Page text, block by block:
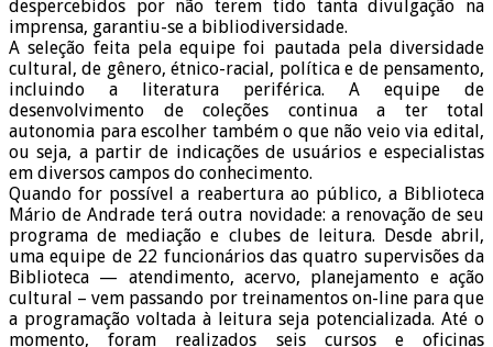
despercebidos por não terem tido tanta divulgação na
imprensa, garantiu-se a bibliodiversidade.
A seleção feita pela equipe foi pautada pela diversidade
cultural, de gênero, étnico-racial, política e de pensamento,
incluindo a literatura periférica. A equipe de
desenvolvimento de coleções continua a ter total
autonomia para escolher também o que não veio via edital,
ou seja, a partir de indicações de usuários e especialistas
em diversos campos do conhecimento.
Quando for possível a reabertura ao público, a Biblioteca
Mário de Andrade terá outra novidade: a renovação de seu
programa de mediação e clubes de leitura. Desde abril,
uma equipe de 22 funcionários das quatro supervisões da
Biblioteca — atendimento, acervo, planejamento e ação
cultural – vem passando por treinamentos on-line para que
a programação voltada à leitura seja potencializada. Até o
momento, foram realizados seis cursos e oficinas